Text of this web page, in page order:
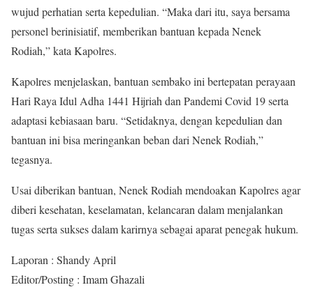
wujud perhatian serta kepedulian. “Maka dari itu, saya bersama
personel berinisiatif, memberikan bantuan kepada Nenek
Rodiah,” kata Kapolres.
Kapolres menjelaskan, bantuan sembako ini bertepatan perayaan
Hari Raya Idul Adha 1441 Hijriah dan Pandemi Covid 19 serta
adaptasi kebiasaan baru. “Setidaknya, dengan kepedulian dan
bantuan ini bisa meringankan beban dari Nenek Rodiah,”
tegasnya.
Usai diberikan bantuan, Nenek Rodiah mendoakan Kapolres agar
diberi kesehatan, keselamatan, kelancaran dalam menjalankan
tugas serta sukses dalam karirnya sebagai aparat penegak hukum.
Laporan : Shandy April
Editor/Posting : Imam Ghazali